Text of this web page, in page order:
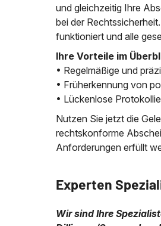
und gleichzeitig Ihre
bei der
funktioniert und alle
Ihre Vorteile im
• Regelmäßige und
• Früherkennung von
• Lückenlose
Nutzen Sie jetzt die
rechtskonforme
Anforderungen erfüllt
Experten
Wir sind Ihre